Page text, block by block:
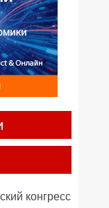
конгресс